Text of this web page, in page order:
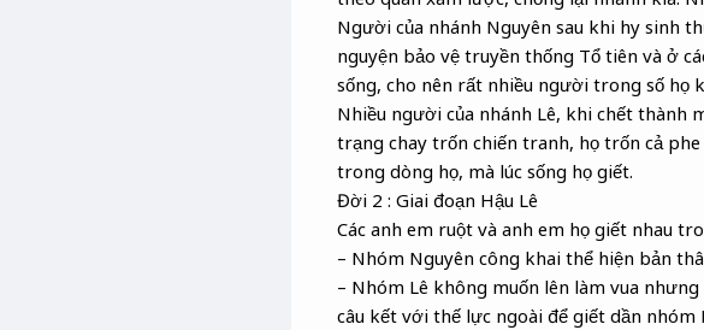
Người của nhánh Nguyên sau khi hy sinh
nguyện bảo vệ truyền thống Tổ tiên và ở
sống, cho nên rất nhiều người trong số họ
Nhiều người của nhánh Lê, khi chết thành
trạng chay trốn chiến tranh, họ trốn cả
trong dòng họ, mà lúc sống họ giết.
Đời 2 : Giai đoạn Hậu Lê
Các anh em ruột và anh em họ giết nhau
– Nhóm Nguyên công khai thể hiện bản
– Nhóm Lê không muốn lên làm vua
câu kết với thế lực ngoài để giết dần nhóm